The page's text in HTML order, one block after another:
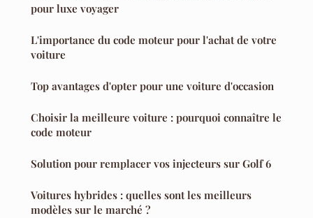
pour luxe voyager
L'importance du code moteur pour l'achat de votre
voiture
Top avantages d'opter pour une voiture d'occasion
Choisir la meilleure voiture : pourquoi connaître le
code moteur
Solution pour remplacer vos injecteurs sur Golf 6
Voitures hybrides : quelles sont les meilleurs
modèles sur le marché ?